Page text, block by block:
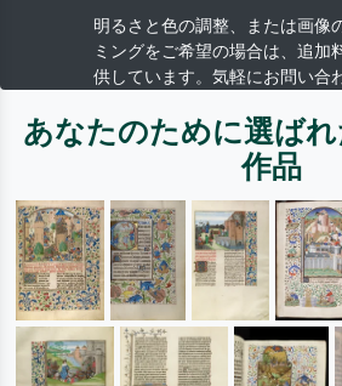
明るさと色の調整、または画像
ミングをご希望の場合は、追加
供しています。気軽にお問い合
あなたのために選ば
作品